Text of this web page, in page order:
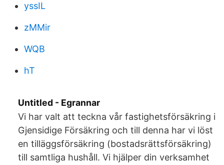
yssIL
zMMir
WQB
hT
Untitled - Egrannar
Vi har valt att teckna vår fastighetsförsäkring i
Gjensidige Försäkring och till denna har vi löst
en tilläggsförsäkring (bostadsrättsförsäkring)
till samtliga hushåll. Vi hjälper din verksamhet